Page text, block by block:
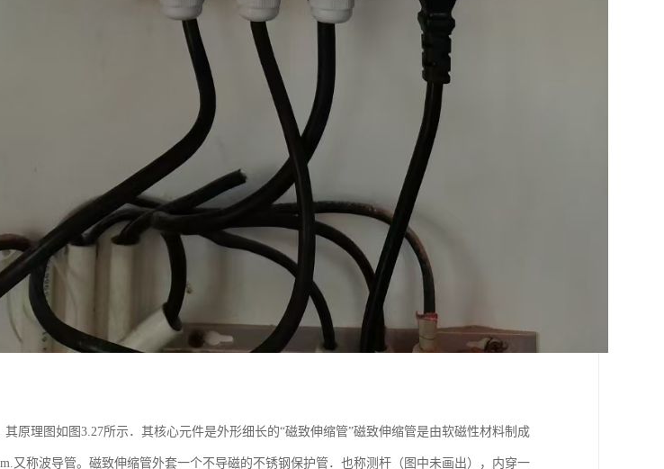
原理图如图3.27所示．其核心元件是外形细长的“磁致伸缩管”磁致伸缩管是由软磁性材料制成
又称波导管。磁致伸缩管外套一个不导磁的不锈钢保护管．也称测杆（图中未画出），内穿一